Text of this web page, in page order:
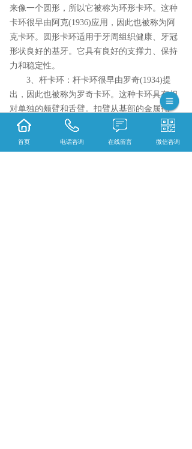
来像一个圆形，所以它被称为环形卡环。这种
卡环很早由阿克(1936)应用，因此也被称为阿
克卡环。圆形卡环适用于牙周组织健康、牙冠
形状良好的基牙。它具有良好的支撑力、保持
力和稳定性。
3、杆卡环：杆卡环很早由罗奇(1934)提
出，因此也被称为罗奇卡环。这种卡环具有相
对单独的颊臂和舌臂。扣臂从基部的金属托
槽、基部中的固位网或大小连接件延伸，并穿
过牙龈到达基牙颊面上凸点的下凹区域。它的
保持功能是从下到上的推式保持，因此也称为
首页 电话咨询 在线留言 微信咨询